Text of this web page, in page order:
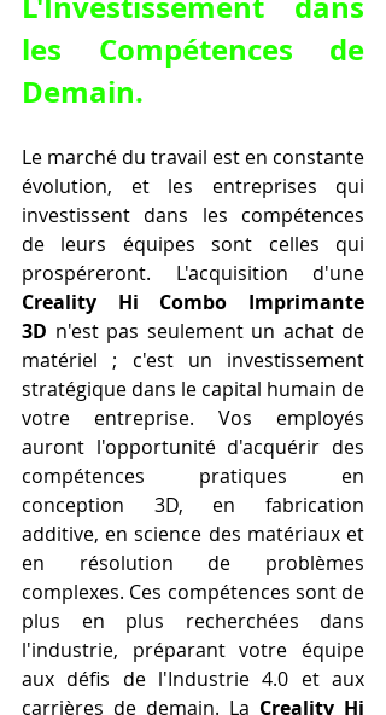
les Compétences de
Demain.
Le marché du travail est en constante
évolution, et les entreprises qui
investissent dans les compétences
de leurs équipes sont celles qui
Creality Hi Combo Imprimante
3D n'est pas seulement un achat de
matériel ; c'est un investissement
stratégique dans le capital humain de
votre entreprise. Vos employés
auront l'opportunité d'acquérir des
compétences pratiques en
conception 3D, en fabrication
additive, en science des matériaux et
en résolution de problèmes
complexes. Ces compétences sont de
plus en plus recherchées dans
l'industrie, préparant votre équipe
aux défis de l'Industrie 4.0 et aux
carrières de demain. La Creality Hi